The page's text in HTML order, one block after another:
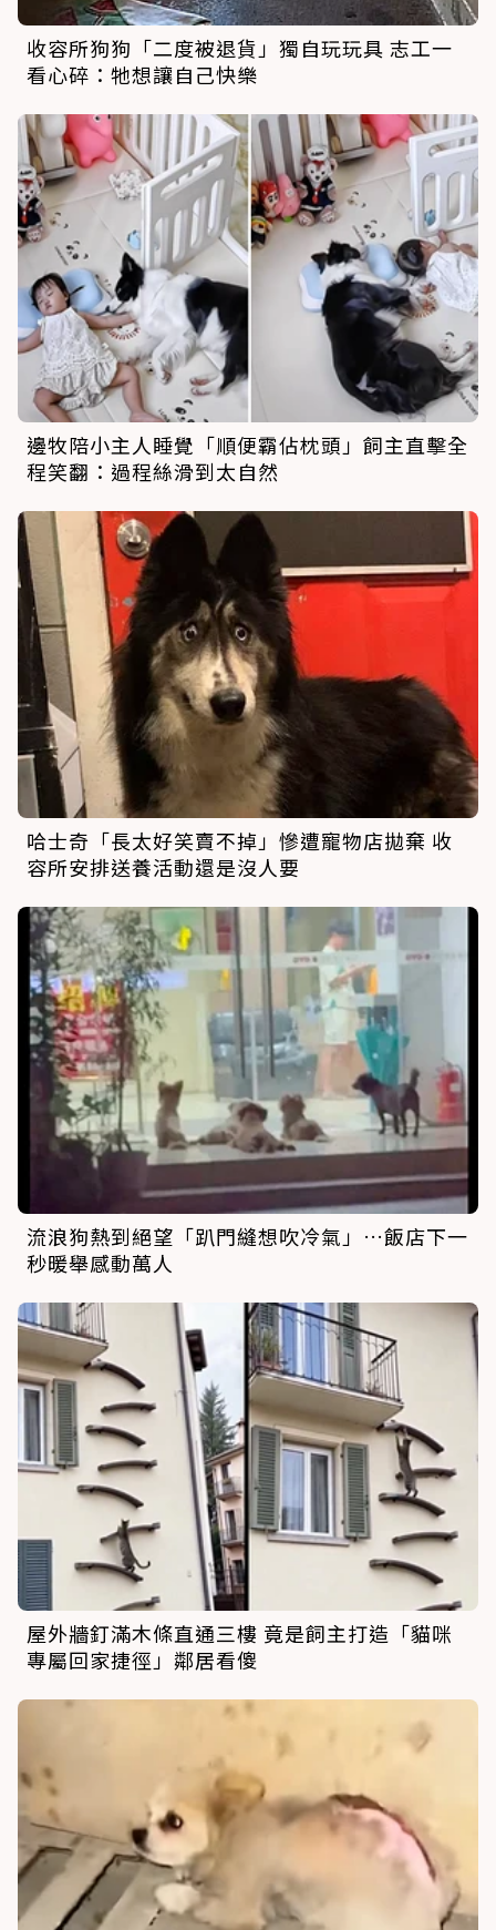
收容所狗狗「二度被退貨」獨自玩玩具 志工一
看心碎：牠想讓自己快樂
邊牧陪小主人睡覺「順便霸佔枕頭」飼主直擊全
程笑翻：過程絲滑到太自然
哈士奇「長太好笑賣不掉」慘遭寵物店拋棄 收
容所安排送養活動還是沒人要
流浪狗熱到絕望「趴門縫想吹冷氣」…飯店下一
秒暖舉感動萬人
屋外牆釘滿木條直通三樓 竟是飼主打造「貓咪
專屬回家捷徑」鄰居看傻